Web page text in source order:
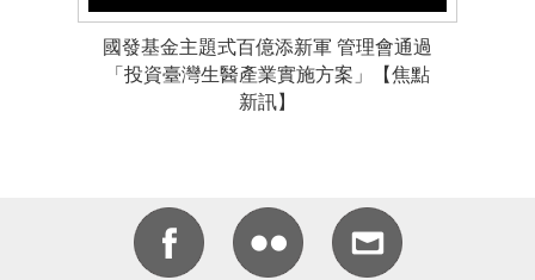
國發基金主題式百億添新軍 管理會通過
「投資臺灣生醫產業實施方案」【焦點
新訊】